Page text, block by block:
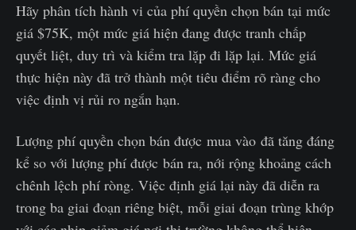
Hãy phân tích hành vi của phí quyền chọn bán tại mức
giá $75K, một mức giá hiện đang được tranh chấp
quyết liệt, duy trì và kiểm tra lặp đi lặp lại. Mức giá
thực hiện này đã trở thành một tiêu điểm rõ ràng cho
việc định vị rủi ro ngắn hạn.
Lượng phí quyền chọn bán được mua vào đã tăng đáng
kể so với lượng phí được bán ra, nới rộng khoảng cách
chênh lệch phí ròng. Việc định giá lại này đã diễn ra
trong ba giai đoạn riêng biệt, mỗi giai đoạn trùng khớp